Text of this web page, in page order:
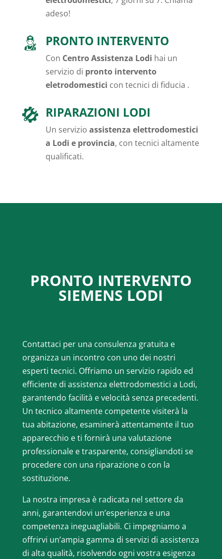
adeso!
PRONTO INTERVENTO
Con Centro Assistenza Lodi hai un
servizio di pronto intervento
eletrodomestici con tecnici di fiducia .
RIPARAZIONI LODI
Un servizio assistenza elettrodomestici
a Lodi e provincia, con tecnici altamente
qualificati.
PRONTO INTERVENTO
SIEMENS LODI
Contattaci per una consulenza gratuita e
organizza un incontro con uno dei nostri
esperti tecnici. Offriamo un servizio rapido ed
efficiente di assistenza elettrodomestici a Lodi,
garantendo facilità e velocità senza precedenti.
Un tecnico altamente competente visiterà la
tua abitazione, esaminerà attentamente il tuo
apparecchio e ti fornirà una valutazione
professionale e trasparente, consigliandoti se
procedere con una riparazione o con la
sostituzione.
La nostra impresa è radicata nel settore da
anni, garantendovi un’esperienza e una
competenza ineguagliabili. Ci impegniamo a
offrirvi un’ampia gamma di servizi di assistenza
di alta qualità, risolvendo ogni vostra esigenza